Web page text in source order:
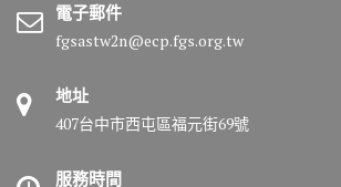
電子郵件
fgsastw2n@ecp.fgs.org.tw
地址
407台中市西屯區福元街69號
服務時間